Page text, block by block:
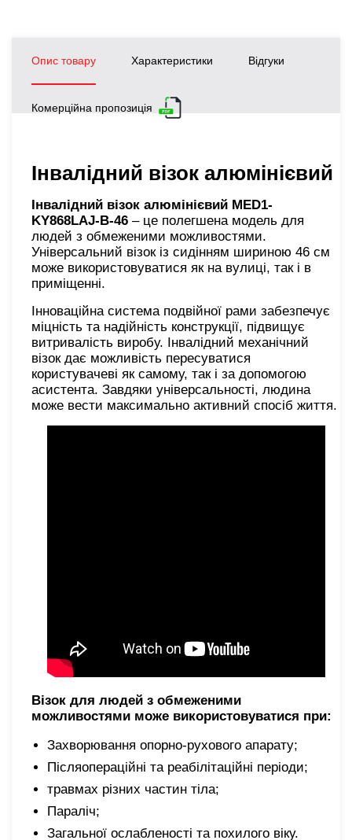
Опис товару Характеристики Відгуки
Комерційна пропозиція
Інвалідний візок алюмінієвий
Інвалідний візок алюмінієвий MED1-
KY868LAJ-B-46 – це полегшена модель для
людей з обмеженими можливостями.
Універсальний візок із сидінням шириною 46 см
може використовуватися як на вулиці, так і в
приміщенні.
Інноваційна система подвійної рами забезпечує
міцність та надійність конструкції, підвищує
витривалість виробу. Інвалідний механічний
візок дає можливість пересуватися
користувачеві як самому, так і за допомогою
асистента. Завдяки універсальності, людина
може вести максимально активний спосіб життя.
Візок для людей з обмеженими
можливостями може використовуватися при:
Захворювання опорно-рухового апарату;
Післяопераційні та реабілітаційні періоди;
травмах різних частин тіла;
Параліч;
Загальної ослабленості та похилого віку.